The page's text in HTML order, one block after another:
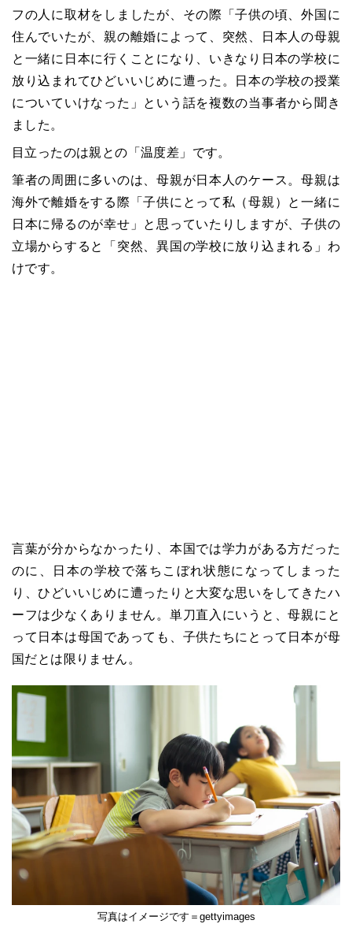
フの人に取材をしましたが、その際「子供の頃、外国に
住んでいたが、親の離婚によって、突然、日本人の母親
と一緒に日本に行くことになり、いきなり日本の学校に
放り込まれてひどいいじめに遭った。日本の学校の授業
についていけなった」という話を複数の当事者から聞き
ました。
目立ったのは親との「温度差」です。
筆者の周囲に多いのは、母親が日本人のケース。母親は
海外で離婚をする際「子供にとって私（母親）と一緒に
日本に帰るのが幸せ」と思っていたりしますが、子供の
立場からすると「突然、異国の学校に放り込まれる」わ
けです。
言葉が分からなかったり、本国では学力がある方だった
のに、日本の学校で落ちこぼれ状態になってしまった
り、ひどいいじめに遭ったりと大変な思いをしてきたハ
ーフは少なくありません。単刀直入にいうと、母親にと
って日本は母国であっても、子供たちにとって日本が母
国だとは限りません。
写真はイメージです＝gettyimages